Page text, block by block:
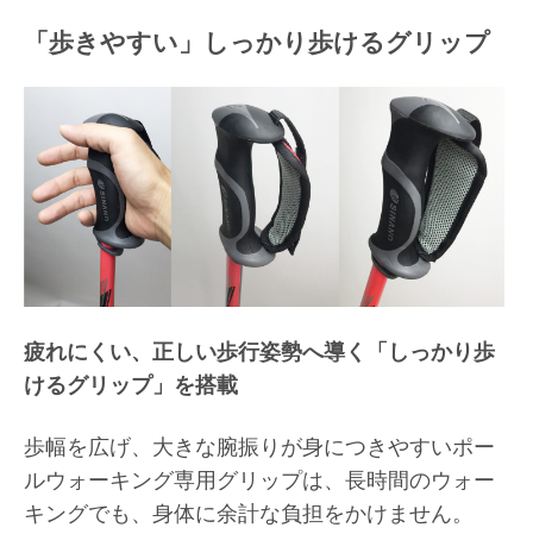
「歩きやすい」しっかり歩けるグリップ
疲れにくい、正しい歩行姿勢へ導く「しっかり歩
けるグリップ」を搭載
歩幅を広げ、大きな腕振りが身につきやすいポー
ルウォーキング専用グリップは、長時間のウォー
キングでも、身体に余計な負担をかけません。